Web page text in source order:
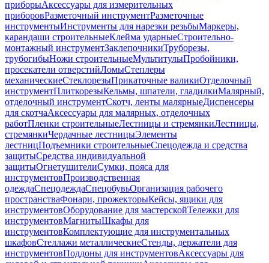
приборыАксессуары для измерительных
приборовРазметочный инструментРазметочные
инструментыИнструменты для нарезки резьбыМаркеры,
карандаши строительныеКлейма ударныеСтроительно-
монтажный инструментЗаклепочникиТруборезы,
трубогибыНожи строительныеМультитулыПробойники,
просекатели отверстийЛомыСтеплеры
механическиеСтеклорезыПрикаточные валикиОтделочный
инструментПлиткорезыКельмы, шпатели, гладилкиМалярный,
отделочный инструментСкотч, ленты малярныеДиспенсеры
для скотчаАксессуары для малярных, отделочных
работПленки строительныеЛестницы и стремянкиЛестницы,
стремянкиЧердачные лестницыЭлементы
лестницПодъемники строительныеСпецодежда и средства
защитыСредства индивидуальной
защитыОгнетушителиСумки, пояса для
инструментовПроизводственная
одеждаСпецодеждаСпецобувьОрганизация рабочего
пространстваФонари, прожекторыКейсы, ящики для
инструментовОборудование для мастерскойТележки для
инструментовМагнитыШкафы для
инструментовКомплектующие для инструментальных
шкафовСтеллажи металлическиеСтенды, держатели для
инструментовПоддоны для инструментовАксессуары для